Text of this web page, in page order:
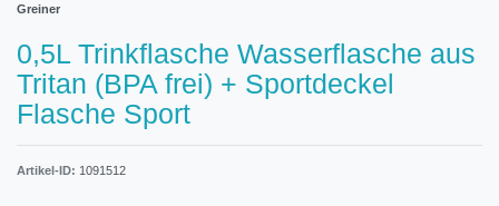
Greiner
0,5L Trinkflasche Wasserflasche aus
Tritan (BPA frei) + Sportdeckel
Flasche Sport
Artikel-ID: 1091512